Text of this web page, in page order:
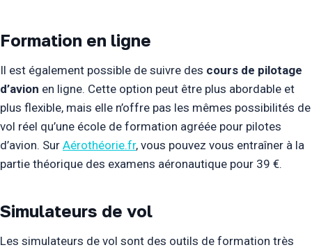
Formation en ligne
Il est également possible de suivre des cours de pilotage
d’avion en ligne. Cette option peut être plus abordable et
plus flexible, mais elle n’offre pas les mêmes possibilités de
vol réel qu’une école de formation agréée pour pilotes
d’avion. Sur Aérothéorie.fr, vous pouvez vous entraîner à la
partie théorique des examens aéronautique pour 39 €.
Simulateurs de vol
Les simulateurs de vol sont des outils de formation très